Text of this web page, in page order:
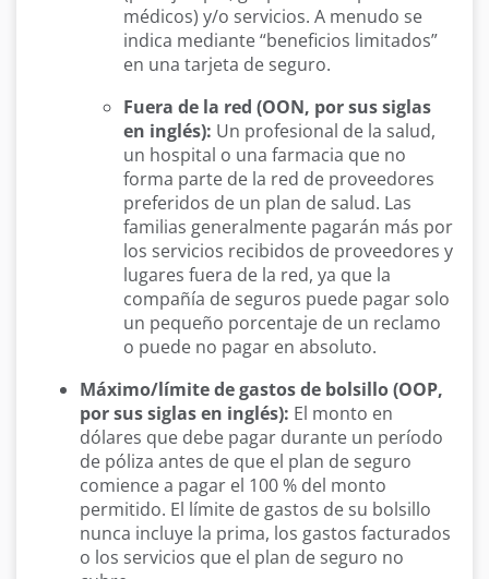
médicos) y/o servicios. A menudo se
indica mediante “beneficios limitados”
en una tarjeta de seguro.
Fuera de la red (OON, por sus siglas
en inglés): Un profesional de la salud,
un hospital o una farmacia que no
forma parte de la red de proveedores
preferidos de un plan de salud. Las
familias generalmente pagarán más por
los servicios recibidos de proveedores y
lugares fuera de la red, ya que la
compañía de seguros puede pagar solo
un pequeño porcentaje de un reclamo
o puede no pagar en absoluto.
Máximo/límite de gastos de bolsillo (OOP,
por sus siglas en inglés): El monto en
dólares que debe pagar durante un período
de póliza antes de que el plan de seguro
comience a pagar el 100 % del monto
permitido. El límite de gastos de su bolsillo
nunca incluye la prima, los gastos facturados
o los servicios que el plan de seguro no